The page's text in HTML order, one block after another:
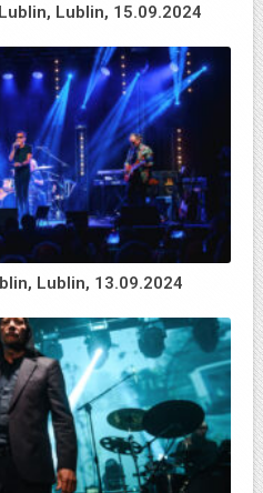
Lublin, 15.09.2024
Lublin, 13.09.2024